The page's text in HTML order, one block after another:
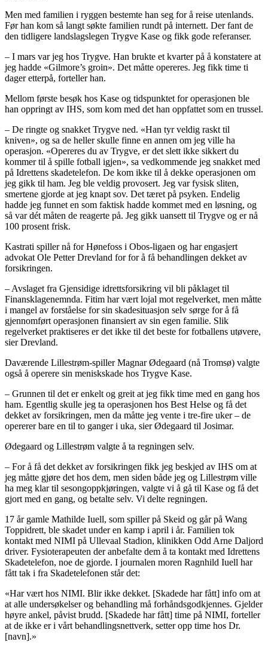
Men med familien i ryggen bestemte han seg for å reise utenlands.
Før han kom så langt søkte familien rundt på internett. Der fant de
den tidligere landslagslegen Trygve Kase og fikk gode referanser.
– I mars var jeg hos Trygve. Han brukte et kvarter på å konstatere at
jeg hadde «Gilmore’s groin». Det måtte opereres. Jeg fikk time ti
dager etterpå, forteller han.
Mellom første besøk hos Kase og tidspunktet for operasjonen ble
han oppringt av IHS, som kom med det han oppfattet som en trussel.
– De ringte og snakket Trygve ned. «Han tyr veldig raskt til
kniven», og sa de heller skulle finne en annen om jeg ville ha
operasjon. «Opereres du av Trygve, er det slett ikke sikkert du
kommer til å spille fotball igjen», sa vedkommende jeg snakket med
på Idrettens skadetelefon. De kom ikke til å dekke operasjonen om
jeg gikk til ham. Jeg ble veldig provosert. Jeg var fysisk sliten,
smertene gjorde at jeg knapt sov. Det tæret på psyken. Endelig
hadde jeg funnet en som faktisk hadde kommet med en løsning, og
så var dét måten de reagerte på. Jeg gikk uansett til Trygve og er nå
100 prosent frisk.
Kastrati spiller nå for Hønefoss i Obos-ligaen og har engasjert
advokat Ole Petter Drevland for for å få behandlingen dekket av
forsikringen.
– Avslaget fra Gjensidige idrettsforsikring vil bli påklaget til
Finansklagenemnda. Fitim har vært lojal mot regelverket, men måtte
i mangel av forståelse for sin skadesituasjon selv sørge for å få
gjennomført operasjonen finansiert av sin egen familie. Slik
regelverket praktiseres er det ikke til det beste for fotballens utøvere,
sier Drevland.
Daværende Lillestrøm-spiller Magnar Ødegaard (nå Tromsø) valgte
også å operere sin meniskskade hos Trygve Kase.
– Grunnen til det er enkelt og greit at jeg fikk time med en gang hos
ham. Egentlig skulle jeg ta operasjonen hos Best Helse og få det
dekket av forsikringen, men da måtte jeg vente i tre-fire uker – de
opererer bare en til to ganger i uka, sier Ødegaard til Josimar.
Ødegaard og Lillestrøm valgte å ta regningen selv.
– For å få det dekket av forsikringen fikk jeg beskjed av IHS om at
jeg måtte gjøre det hos dem, men siden både jeg og Lillestrøm ville
ha meg klar til sesongoppkjøringen, valgte vi å gå til Kase og få det
gjort med en gang, og betalte selv. Vi delte regningen.
17 år gamle Mathilde Iuell, som spiller på Skeid og går på Wang
Toppidrett, ble skadet under en kamp i april i år. Familien tok
kontakt med NIMI på Ullevaal Stadion, klinikken Odd Arne Daljord
driver. Fysioterapeuten der anbefalte dem å ta kontakt med Idrettens
Skadetelefon, noe de gjorde. I journalen moren Ragnhild Iuell har
fått tak i fra Skadetelefonen står det:
«Har vært hos NIMI. Blir ikke dekket. [Skadede har fått] info om at
at alle undersøkelser og behandling må forhåndsgodkjennes. Gjelder
høyre ankel, påvist brudd. [Skadede har fått] time på NIMI, forteller
at de ikke er i vårt behandlingsnettverk, setter opp time hos Dr.
[navn].»